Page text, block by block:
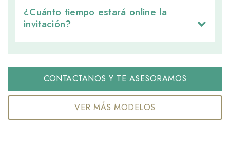
¿Cuánto tiempo estará online la
invitación?
CONTACTANOS Y TE ASESORAMOS
VER MÁS MODELOS